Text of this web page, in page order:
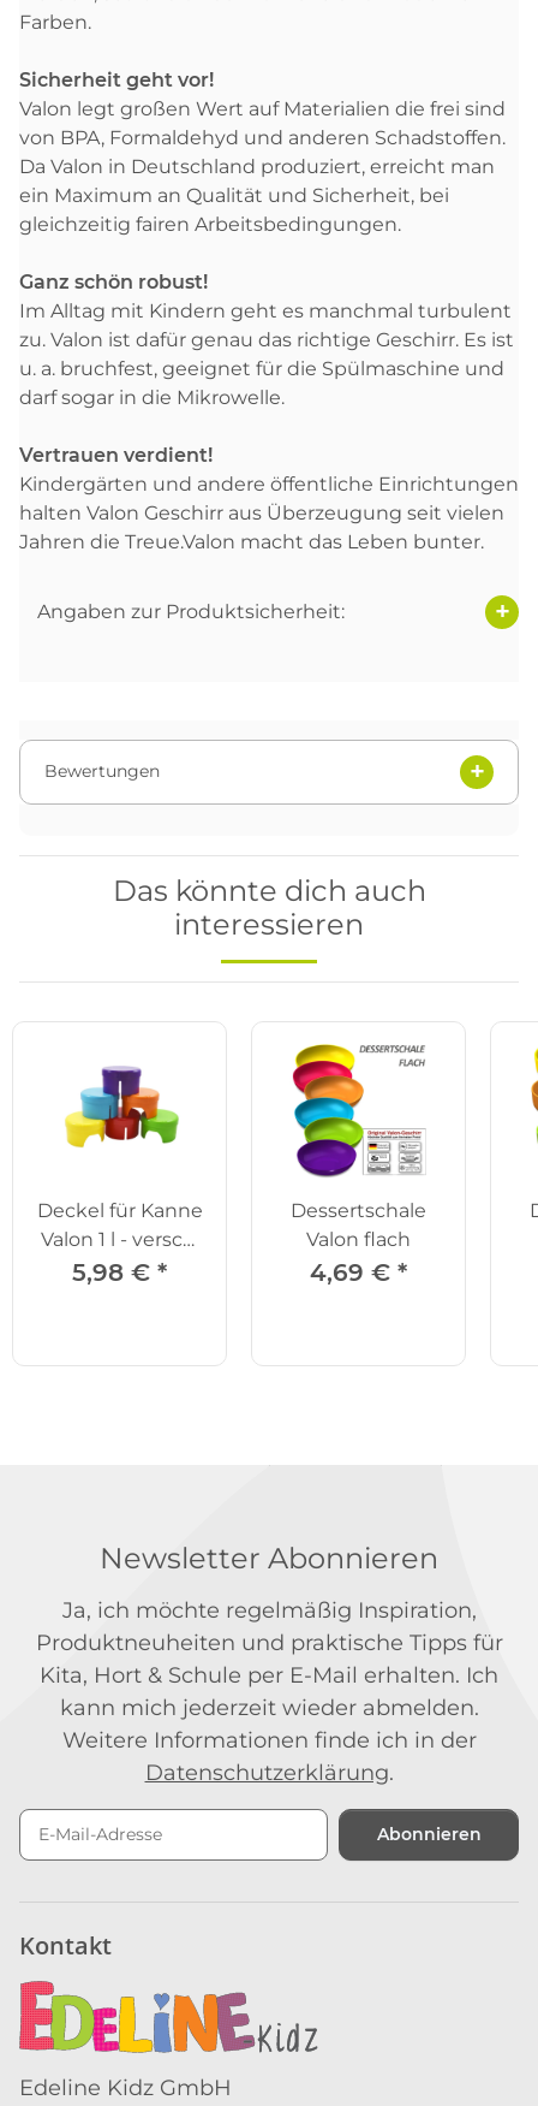
Farben.
Sicherheit geht vor!
Valon legt großen Wert auf Materialien die frei sind
von BPA, Formaldehyd und anderen Schadstoffen.
Da Valon in Deutschland produziert, erreicht man
ein Maximum an Qualität und Sicherheit, bei
gleichzeitig fairen Arbeitsbedingungen.
Ganz schön robust!
Im Alltag mit Kindern geht es manchmal turbulent
zu. Valon ist dafür genau das richtige Geschirr. Es ist
u. a. bruchfest, geeignet für die Spülmaschine und
darf sogar in die Mikrowelle.
Vertrauen verdient!
Kindergärten und andere öffentliche Einrichtungen
halten Valon Geschirr aus Überzeugung seit vielen
Jahren die Treue.Valon macht das Leben bunter.
Angaben zur Produktsicherheit:
Bewertungen
Das könnte dich auch
interessieren
Deckel für Kanne
Valon 1 l - versch.
Farben
5,98 € *
Dessertschale
Valon flach
4,69 € *
Newsletter Abonnieren
Ja, ich möchte regelmäßig Inspiration,
Produktneuheiten und praktische Tipps für
Kita, Hort & Schule per E-Mail erhalten. Ich
kann mich jederzeit wieder abmelden.
Weitere Informationen finde ich in der
Datenschutzerklärung.
Abonnieren
Kontakt
Edeline Kidz GmbH